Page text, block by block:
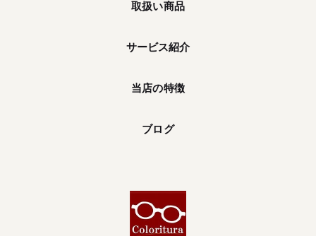
取扱い商品
サービス紹介
当店の特徴
ブログ